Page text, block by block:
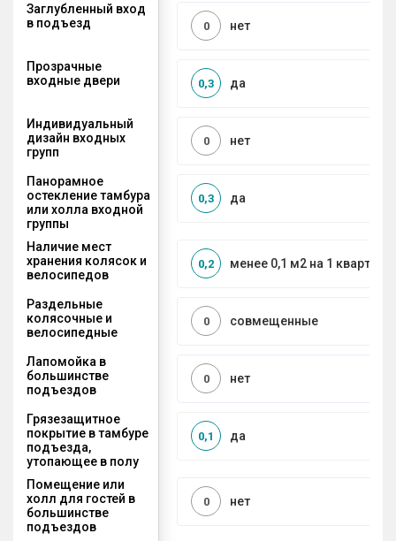
Заглубленный вход
в подъезд
нет
0
Прозрачные
входные двери
да
0,3
Индивидуальный
дизайн входных
групп
нет
0
Панорамное
остекление тамбура
или холла входной
группы
да
0,3
Наличие мест
хранения колясок и
велосипедов
менее 0,1 м2 на 1 квартиру
0,2
Раздельные
колясочные и
велосипедные
совмещенные
0
Лапомойка в
большинстве
подъездов
нет
0
Грязезащитное
покрытие в тамбуре
подъезда,
утопающее в полу
да
0,1
Помещение или
холл для гостей в
большинстве
подъездов
нет
0